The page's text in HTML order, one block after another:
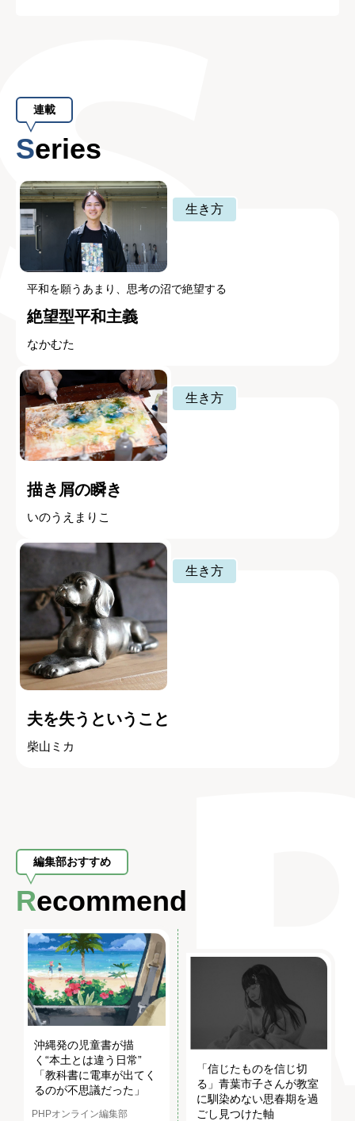
連載
Series
生き方
平和を願うあまり、思考の沼で絶望する
絶望型平和主義
なかむた
生き方
描き屑の瞬き
いのうえまりこ
生き方
夫を失うということ
柴山ミカ
編集部おすすめ
Recommend
沖縄発の児童書が描
く“本土とは違う日常”
「教科書に電車が出てく
るのが不思議だった」
PHPオンライン編集部
「信じたものを信じ切
る」青葉市子さんが教室
に馴染めない思春期を過
ごし見つけた軸